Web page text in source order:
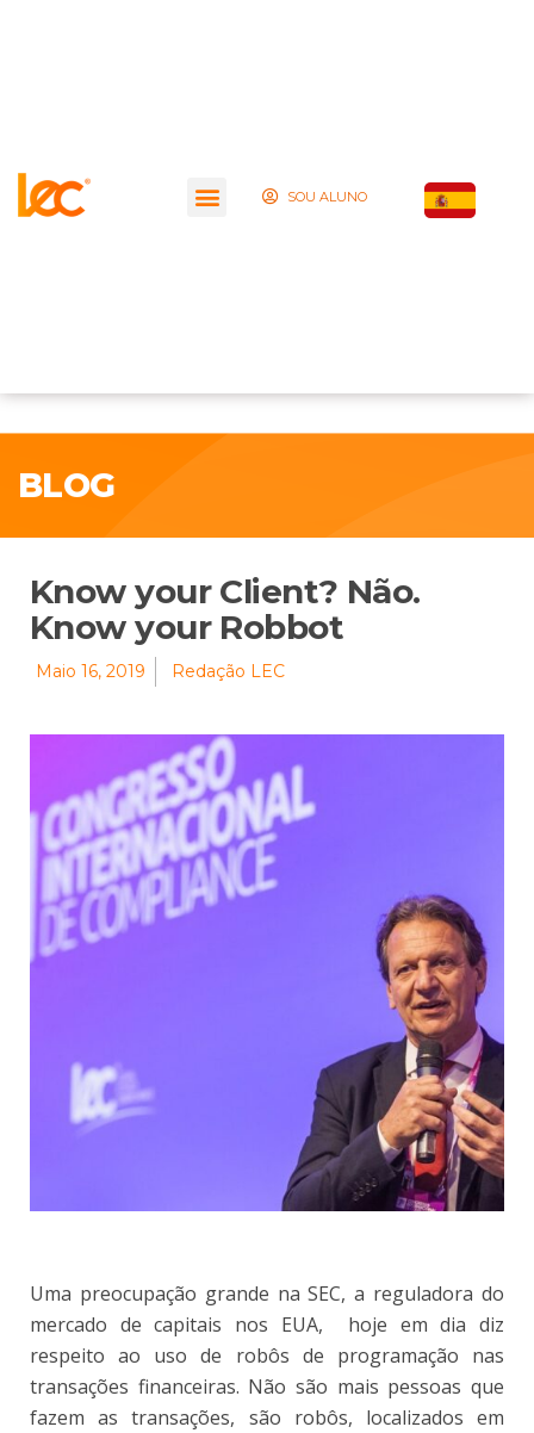
SOU ALUNO
BLOG
Know your Client? Não.
Know your Robbot
Maio 16, 2019 Redação LEC
Uma preocupação grande na SEC, a reguladora do
mercado de capitais nos EUA, hoje em dia diz
respeito ao uso de robôs de programação nas
transações financeiras. Não são mais pessoas que
fazem as transações, são robôs, localizados em